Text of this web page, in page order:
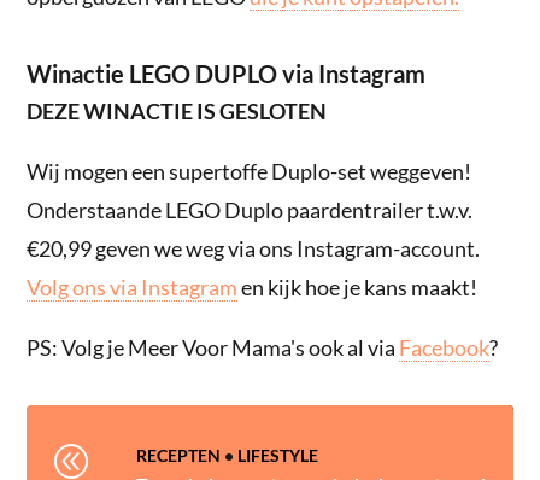
Winactie LEGO DUPLO via Instagram
DEZE WINACTIE IS GESLOTEN
Wij mogen een supertoffe Duplo-set weggeven!
Onderstaande LEGO Duplo paardentrailer t.w.v.
€20,99 geven we weg via ons Instagram-account.
Volg ons via Instagramen kijk hoe je kans maakt!
PS: Volg je Meer Voor Mama's ook al via Facebook?
@ RECEPTEN • LIFESTYLE